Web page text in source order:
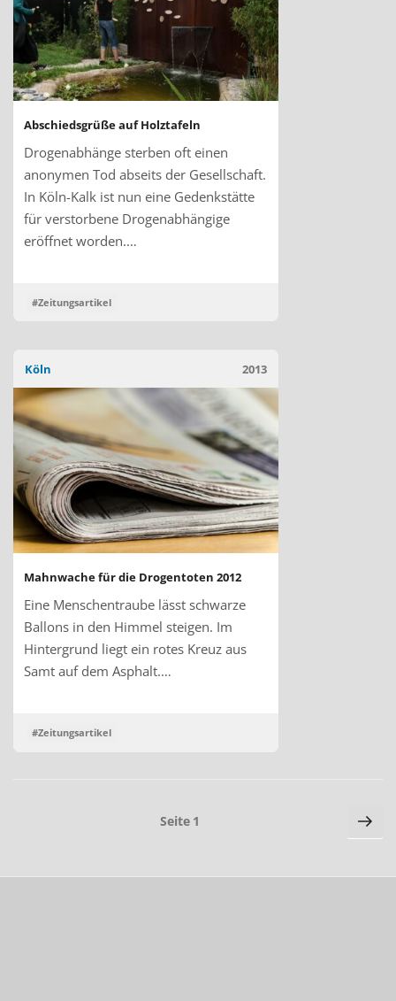
Abschiedsgrüße auf Holztafeln
Drogenabhänge sterben oft einen
anonymen Tod abseits der Gesellschaft.
In Köln-Kalk ist nun eine Gedenkstätte
für verstorbene Drogenabhängige
eröffnet worden.…
#Zeitungsartikel
2013
Köln
Mahnwache für die Drogentoten 2012
Eine Menschentraube lässt schwarze
Ballons in den Himmel steigen. Im
Hintergrund liegt ein rotes Kreuz aus
Samt auf dem Asphalt.…
#Zeitungsartikel
Seitennummerierung
Seite 1